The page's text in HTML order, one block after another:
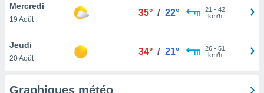
et que
Mercredi
19 Août
35° / 22° 21 - 42
km/h
Jeudi
20 Août
34° / 21° 26- 51
km/h
Graphiques météo